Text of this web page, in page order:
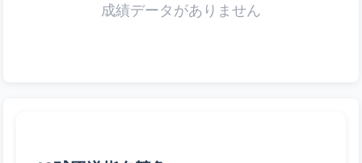
成績データがありません